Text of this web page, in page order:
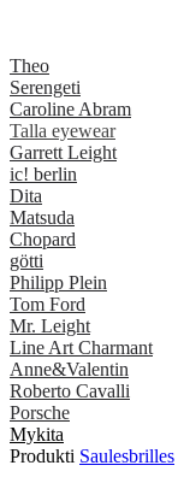
Theo
Serengeti
Caroline Abram
Talla eyewear
Garrett Leight
ic! berlin
Dita
Matsuda
Chopard
götti
Philipp Plein
Tom Ford
Mr. Leight
Line Art Charmant
Anne&Valentin
Roberto Cavalli
Porsche
Mykita
Produkti Saulesbrilles